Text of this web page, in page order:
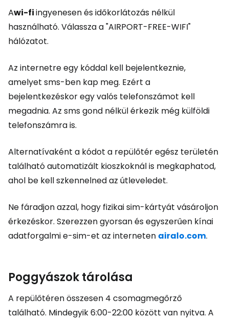
Awi-fiingyenesen és időkorlátozás nélkül
használható. Válassza a "AIRPORT-FREE-WIFI"
hálózatot.
Az internetre egy kóddal kell bejelentkeznie,
amelyet sms-ben kap meg. Ezért a
bejelentkezéskor egy valós telefonszámot kell
megadnia. Az sms gond nélkül érkezik még külföldi
telefonszámra is.
Alternatívaként a kódot a repülőtér egész területén
található automatizált kioszkoknál is megkaphatod,
ahol be kell szkennelned az útleveledet.
Ne fáradjon azzal, hogy fizikai sim-kártyát vásároljon
érkezéskor. Szerezzen gyorsan és egyszerűen kínai
adatforgalmi e-sim-et az interneten airalo.com.
Poggyászok tárolása
A repülőtéren összesen 4 csomagmegőrző
található. Mindegyik 6:00-22:00 között van nyitva. A